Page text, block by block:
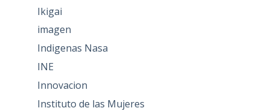
Ikigai
imagen
Indigenas Nasa
INE
Innovacion
Instituto de las Mujeres